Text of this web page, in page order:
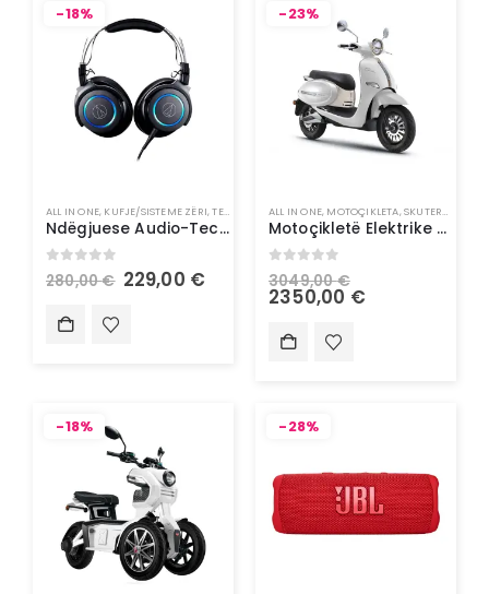
-18%
ALL IN ONE, KUFJE/SISTEME ZËRI,TEKNOLOGJI
Ndëgjuese Audio-Technica me kabllo dhe mikrofon LED
0 out of 5
280,00€ 229,00 €
-23%
ALL IN ONE, MOTOÇIKLETA,SKUTERA ELEKTRIK
Motoçikletë Elektrike – Doohan Uranus 1500W 45Km/h
0 out of 5
3049,00€
2350,00 €
-18% -28%